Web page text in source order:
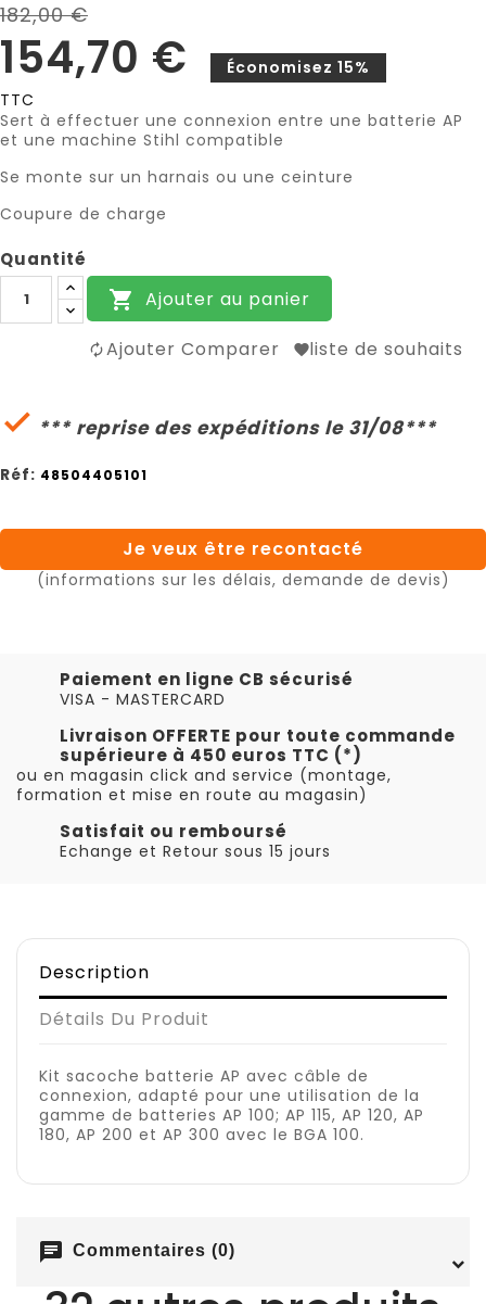
182,00 €
154,70 €
Économisez 15%
TTC
Sert à effectuer une connexion entre une batterie AP
et une machine Stihl compatible
Se monte sur un harnais ou une ceinture
Coupure de charge
Quantité
 Ajouter au panier
Ajouter Comparer liste de souhaits
 *** reprise des expéditions le 31/08***
Réf: 48504405101
Je veux être recontacté
(informations sur les délais, demande de devis)
Paiement en ligne CB sécurisé
VISA - MASTERCARD
Livraison OFFERTE pour toute commande
supérieure à 450 euros TTC (*)
ou en magasin click and service (montage,
formation et mise en route au magasin)
Satisfait ou remboursé
Echange et Retour sous 15 jours
Description
Détails Du Produit
Kit sacoche batterie AP avec câble de
connexion, adapté pour une utilisation de la
gamme de batteries AP 100; AP 115, AP 120, AP
180, AP 200 et AP 300 avec le BGA 100.
chat Commentaires (0)